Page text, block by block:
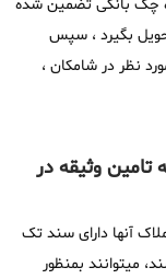
چک بانکی تضمین شده
بگیرد ، سپس
نظر در شامکان ،
تامین وثیقه در
آنها دارای سند تک
میتوانند بمنظور